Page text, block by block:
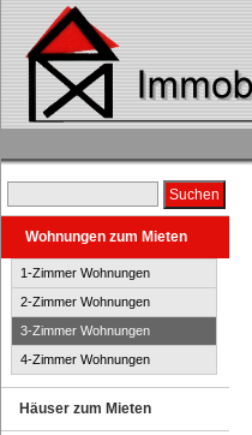
Wohnungen zum Mieten
1-Zimmer Wohnungen
2-Zimmer Wohnungen
3-Zimmer Wohnungen
4-Zimmer Wohnungen
Häuser zum Mieten